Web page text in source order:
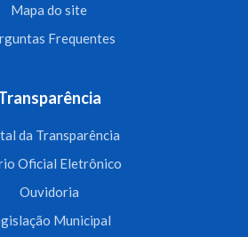
Mapa do site
Frequentes
da Transparência
Oficial Eletrônico
Ouvidoria
Municipal